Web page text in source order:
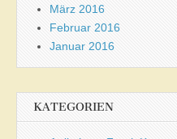
März 2016
Februar 2016
Januar 2016
KATEGORIEN